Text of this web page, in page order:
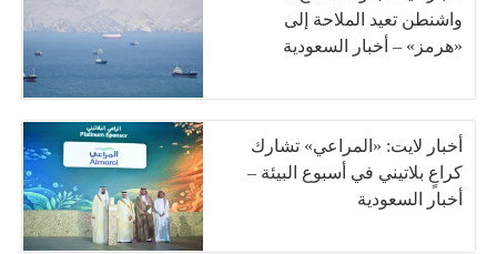
واشنطن تعيد الملاحة إلى
«هرمز» – أخبار السعودية
أخبار لايت: «المراعي» تشارك
كراعٍ بلاتيني في أسبوع البيئة –
أخبار السعودية